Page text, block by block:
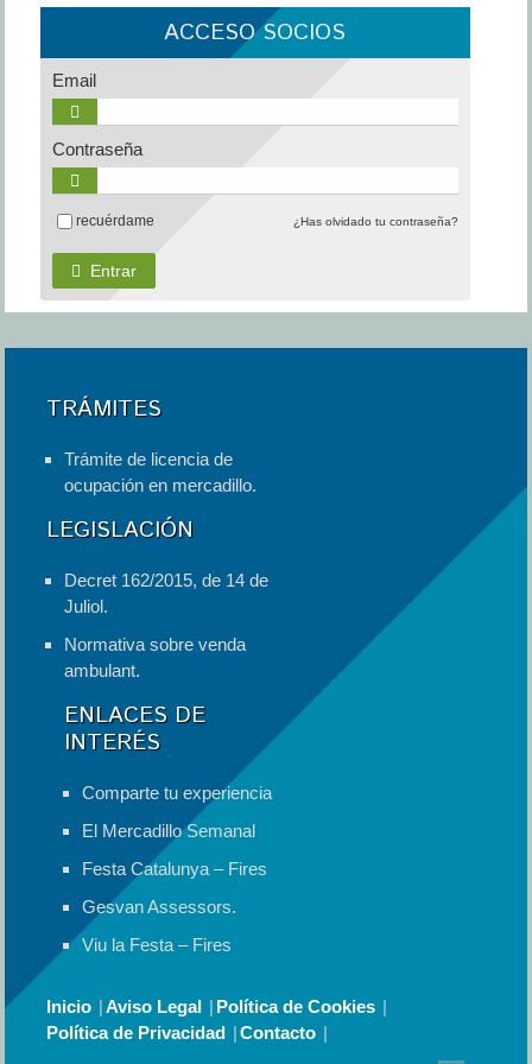
ACCESO SOCIOS
Email
Contraseña
recuérdame ¿Has olvidado tu contraseña?
Entrar
TRÁMITES
Trámite de licencia de
ocupación en mercadillo.
LEGISLACIÓN
Decret 162/2015, de 14 de
Juliol.
Normativa sobre venda
ambulant.
ENLACES DE
INTERÉS
Comparte tu experiencia
El Mercadillo Semanal
Festa Catalunya – Fires
Gesvan Assessors.
Viu la Festa – Fires
Inicio Aviso Legal
Política de Cookies
Política de Privacidad
Contacto